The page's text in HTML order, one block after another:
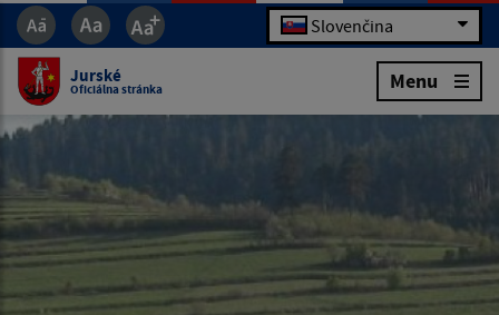
Slovenčina
Jurské
Oficiálna stránka Menu